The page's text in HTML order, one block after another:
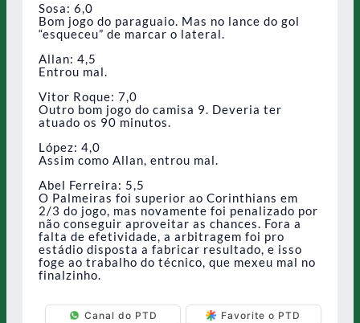
Sosa: 6,0
Bom jogo do paraguaio. Mas no lance do gol
“esqueceu” de marcar o lateral.
Allan: 4,5
Entrou mal.
Vitor Roque: 7,0
Outro bom jogo do camisa 9. Deveria ter
atuado os 90 minutos.
López: 4,0
Assim como Allan, entrou mal.
Abel Ferreira: 5,5
O Palmeiras foi superior ao Corinthians em
2/3 do jogo, mas novamente foi penalizado por
não conseguir aproveitar as chances. Fora a
falta de efetividade, a arbitragem foi pro
estádio disposta a fabricar resultado, e isso
foge ao trabalho do técnico, que mexeu mal no
finalzinho.
Canal do PTD Favorite o PTD